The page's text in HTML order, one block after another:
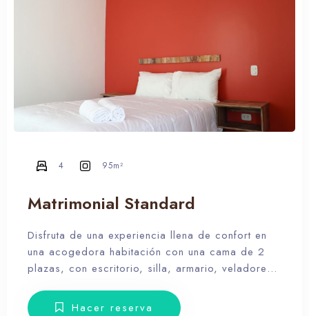
Matrimonial Standard
Disfruta de una experiencia llena de confort en
una acogedora habitación con una cama de 2
plazas, con escritorio, silla, armario, veladores,
4 95m²
Hacer reserva